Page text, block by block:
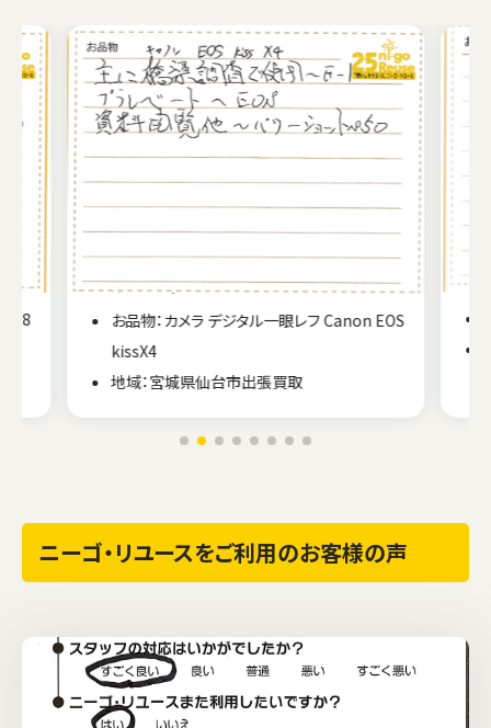
2.8
お品物：カメラ デジタル一眼レフ Canon EOS
kissX4
地域：宮城県仙台市出張買取
ニーゴ・リユースをご利用のお客様の声